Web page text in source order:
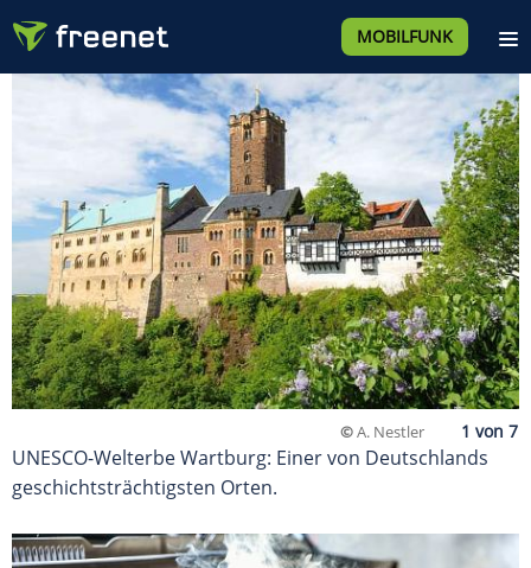
MOBILFUNK
©A. Nestler
UNESCO-Welterbe Wartburg: Einer von Deutschlands
geschichtsträchtigsten Orten.